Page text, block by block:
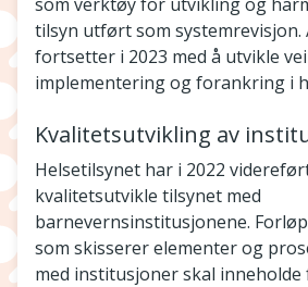
tilsyn utført som systemrevisjon.
fortsetter i 2023 med å utvikle
implementering og forankring i
Kvalitetsutvikling av
Helsetilsynet har i 2022
kvalitetsutvikle tilsynet med
barnevernsinstitusjonene.
som skisserer elementer og
med institusjoner skal